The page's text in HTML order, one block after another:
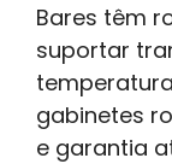
Bares têm
suportar
gabinetes
e garantia